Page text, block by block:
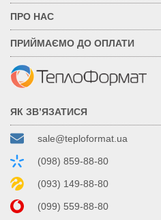
ПРО НАС
ПРИЙМАЄМО ДО ОПЛАТИ
ЯК ЗВ’ЯЗАТИСЯ
sale@teploformat.ua
(098) 859-88-80
(093) 149-88-80
(099) 559-88-80